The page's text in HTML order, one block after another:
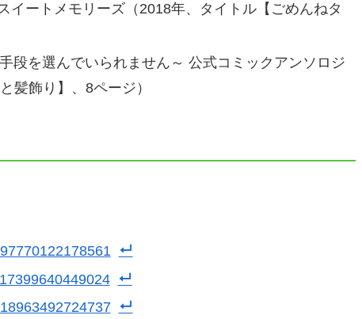
イートメモリーズ（2018年、タイトル【ごめんねタ
段を選んでいられません～ 公式コミックアンソロジ
髪飾り】、8ページ）